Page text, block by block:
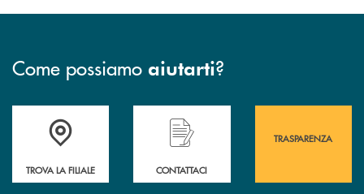
Come possiamo aiutarti?
Accedi all' elenco completo&nbsp; delle&nbsp; filiali&nbsp; di Banca
TROVA LA FILIALE
Hai bisogno di assistenza immediata?
CONTATTACI
TRASPARENZA